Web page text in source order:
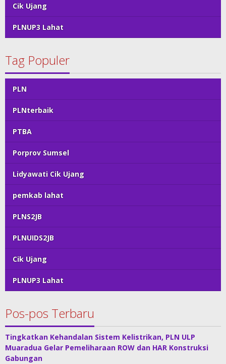
Cik Ujang
PLNUP3 Lahat
Tag Populer
PLN
PLNterbaik
PTBA
Porprov Sumsel
Lidyawati Cik Ujang
pemkab lahat
PLNS2JB
PLNUIDS2JB
Cik Ujang
PLNUP3 Lahat
Pos-pos Terbaru
Tingkatkan Kehandalan Sistem Kelistrikan, PLN ULP
Muaradua Gelar Pemeliharaan ROW dan HAR Konstruksi
Gabungan